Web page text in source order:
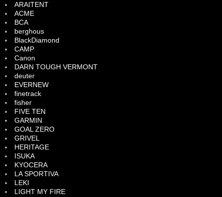
ARAITENT
ACME
BCA
berghous
BlackDiamond
CAMP
Canon
DARN TOUGH VERMONT
deuter
EVERNEW
finetrack
fisher
FIVE TEN
GARMIN
GOAL ZERO
GRIVEL
HERITAGE
ISUKA
KYOCERA
LA SPORTIVA
LEKI
LIGHT MY FIRE